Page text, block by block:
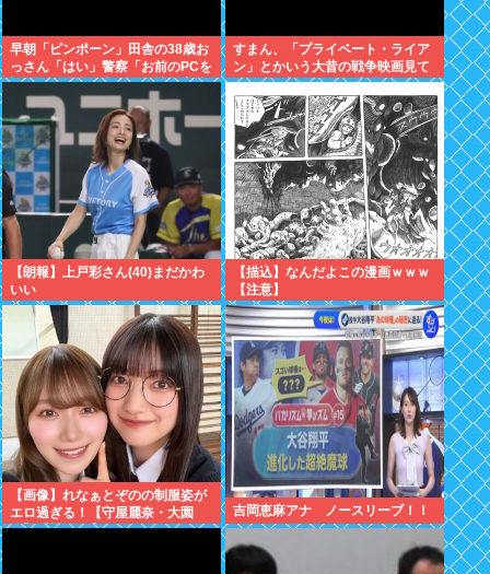
早朝「ピンポーン」田舎の38歳お
っさん「はい」警察「お前のPCを
調べる」全米行方不明・被児童搾
取センターからの通報により児
ホ゜画像を発見、逮捕
すまん、「プライベート・ライア
ン」とかいう大昔の戦争映画見て
みたら最初の30分で地獄なんだ
が…これずっと続く感じ？
【朗報】上戸彩さん(40)まだかわ
いい
【描込】なんだよこの漫画ｗｗｗ
【注意】
【画像】れなぁとぞのの制服姿が
エロ過ぎる！【守屋麗奈・大園
玲】【櫻坂46】
吉岡恵麻アナ ノースリーブ！！